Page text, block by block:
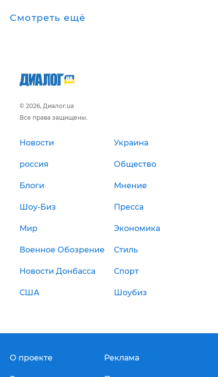
Смотреть ещё
© 2026, Диалог.ua
Все права защищены.
Новости Украина
россия Общество
Блоги Мнение
Шоу-Биз Пресса
Мир Экономика
Военное Обозрение Стиль
Новости Донбасса Спорт
США Шоубиз
О проекте Реклама